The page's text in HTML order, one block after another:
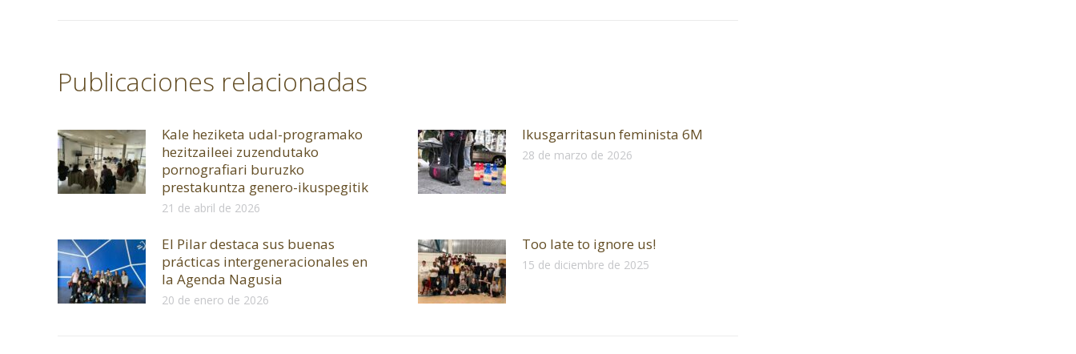
Publicaciones relacionadas
Kale heziketa udal-programako
hezitzaileei zuzendutako
pornografiari buruzko
prestakuntza genero-ikuspegitik
21 de abril de 2026
Ikusgarritasun feminista 6M
28 de marzo de 2026
El Pilar destaca sus buenas
prácticas intergeneracionales en
la Agenda Nagusia
20 de enero de 2026
Too late to ignore us!
15 de diciembre de 2025